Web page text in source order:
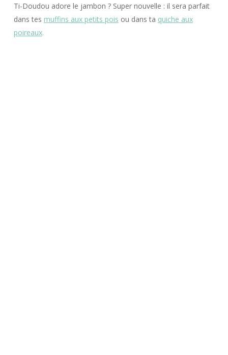
Ti-Doudou adore le jambon ? Super nouvelle : il sera parfait
dans tes muffins aux petits pois ou dans ta quiche aux
poireaux.